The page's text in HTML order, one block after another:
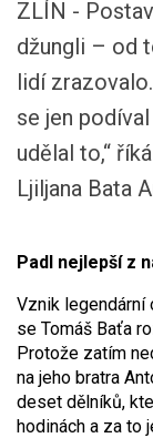
ZLÍN -
džungli – od
lidí
se jen
udělal to,“
Ljiljana Bata
Padl nejlepší z
Vznik legendární
se Tomáš Baťa
Protože zatím
na jeho bratra
deset dělníků,
hodinách a za to